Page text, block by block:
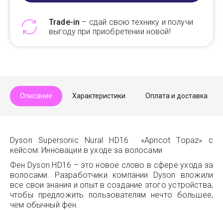
Trade-in – сдай свою технику и получи
выгоду при приобретении новой!
Описание Характеристики Оплата и доставка
Dyson Supersonic Nural HD16 «Apricot Topaz» с
кейсом: Инновации в уходе за волосами
Фен Dyson HD16 – это новое слово в сфере ухода за
волосами. Разработчики компании Dyson вложили
все свои знания и опыт в создание этого устройства,
чтобы предложить пользователям нечто большее,
чем обычный фен.